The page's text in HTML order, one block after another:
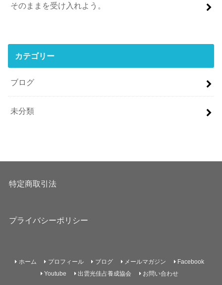
そのままを受け入れよう。
カテゴリー
ブログ
未分類
特定商取引法
プライバシーポリシー
ホーム プロフィール ブログ メールマガジン
Facebook
Youtube
出雲光佳占養成協会 お問い合わせ